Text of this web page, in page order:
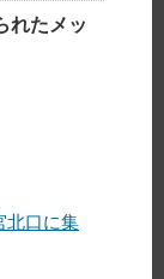
れたメッ
北口に集